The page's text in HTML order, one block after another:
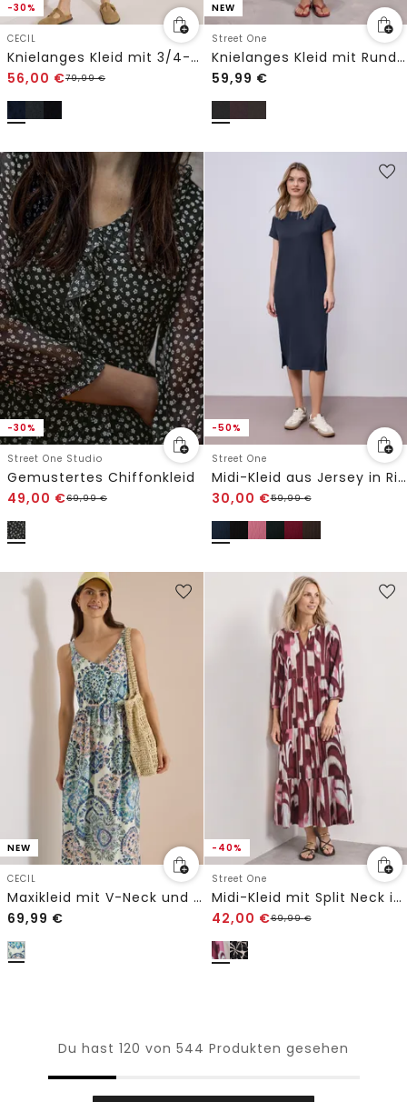
-30%
CECIL
Knielanges Kleid mit 3/4-Arm und Stickerei
56,00 €79,99€
NEW
Street One
Knielanges Kleid mit Rundhals
59,99 €
-30%
Street One Studio
Gemustertes Chiffonkleid
49,00 €69,99€
-50%
Street One
Midi-Kleid aus Jersey in Rippstruktur
30,00 €59,99€
NEW
CECIL
Maxikleid mit V-Neck und Print
69,99 €
-40%
Street One
Midi-Kleid mit Split Neck im Ethno-Look
42,00 €69,99€
Du hast 120 von 544 Produkten gesehen